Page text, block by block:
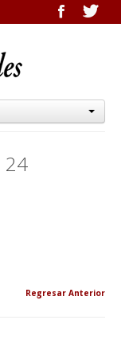
24
Regresar Anterior